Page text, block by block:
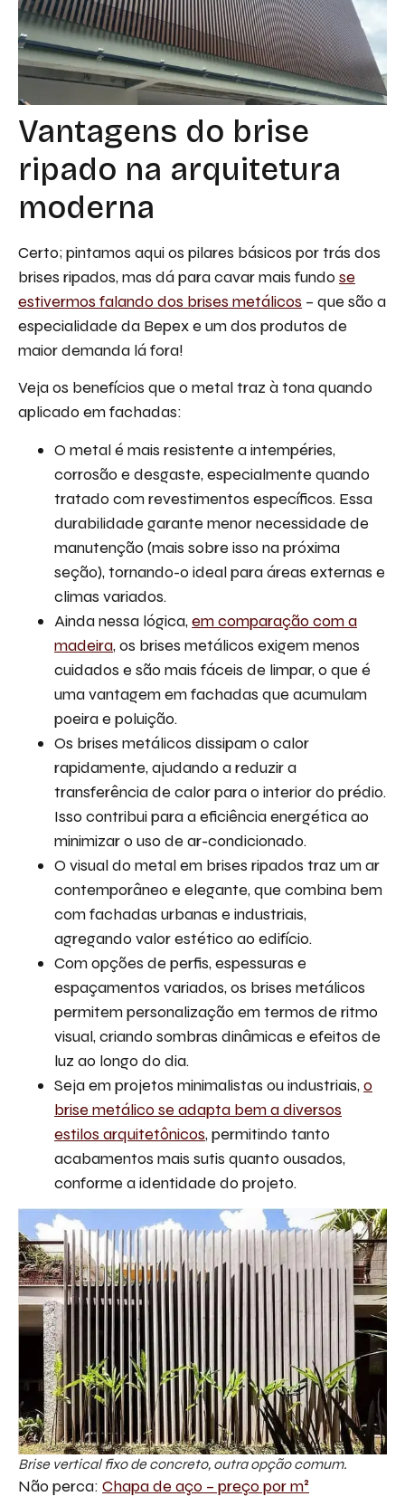
Vantagens do brise
ripado na arquitetura
moderna
Certo; pintamos aqui os pilares básicos por trás dos
brises ripados, mas dá para cavar mais fundo se
estivermos falando dos brises metálicos – que são a
especialidade da Bepex e um dos produtos de
maior demanda lá fora!
Veja os benefícios que o metal traz à tona quando
aplicado em fachadas:
O metal é mais resistente a intempéries,
corrosão e desgaste, especialmente quando
tratado com revestimentos específicos. Essa
durabilidade garante menor necessidade de
manutenção (mais sobre isso na próxima
seção), tornando-o ideal para áreas externas e
climas variados.
Ainda nessa lógica,em comparação com a
madeira, os brises metálicos exigem menos
cuidados e são mais fáceis de limpar, o que é
uma vantagem em fachadas que acumulam
poeira e poluição.
Os brises metálicos dissipam o calor
rapidamente, ajudando a reduzir a
transferência de calor para o interior do prédio.
Isso contribui para a eficiência energética ao
minimizar o uso de ar-condicionado.
O visual do metal em brises ripados traz um ar
contemporâneo e elegante, que combina bem
com fachadas urbanas e industriais,
agregando valor estético ao edifício.
Com opções de perfis, espessuras e
espaçamentos variados, os brises metálicos
permitem personalização em termos de ritmo
visual, criando sombras dinâmicas e efeitos de
luz ao longo do dia.
Seja em projetos minimalistas ou industriais,o
brise metálico se adapta bem a diversos
estilos arquitetônicos, permitindo tanto
acabamentos mais sutis quanto ousados,
conforme a identidade do projeto.
Brise vertical fixo de concreto, outra opção comum.
Não perca: Chapa de aço – preço por m²